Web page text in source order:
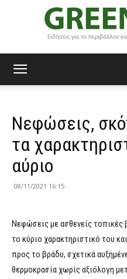
Νεφώσεις,
τα
αύριο
08/11/2021 16:15
Νεφώσεις με ασθενείς τοπικές
το κύριο χαρακτηριστικό του
προς το βράδυ, σχετικά
θερμοκρασία χωρίς αξιόλογη